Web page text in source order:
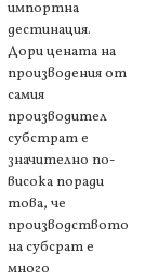
импортна
дестинация.
Дори цената на
производения от
самия
производител
субстрат е
значително по-
висока поради
това, че
производството
на субсрат е
много